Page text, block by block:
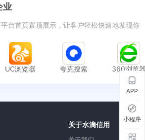
业
台首页置顶展示，让客户轻松快速地发现你
UC浏览器 夸克搜索 360浏览
关于水滴信用
APP
小程序